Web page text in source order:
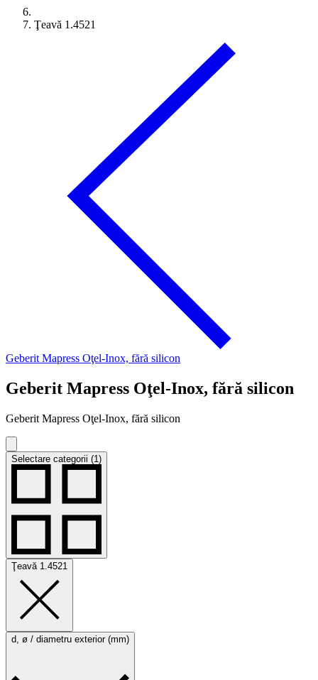
Ţeavă 1.4521
Geberit Mapress Oţel-Inox, fără silicon
Geberit Mapress Oţel-Inox, fără silicon
Geberit Mapress Oţel-Inox, fără silicon
Selectare categorii (1)
Ţeavă 1.4521
d, ø / diametru exterior (mm)